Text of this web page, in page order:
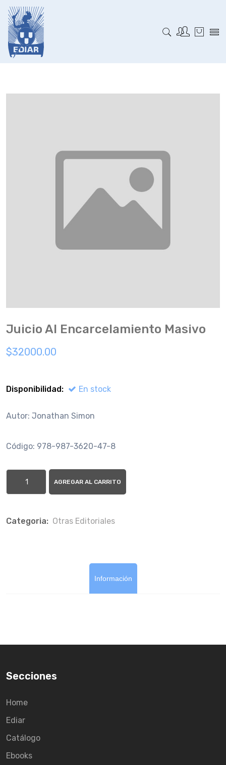
Juicio Al Encarcelamiento Masivo
$32000.00
Disponibilidad: En stock
Autor: Jonathan Simon
Código: 978-987-3620-47-8
AGREGAR AL CARRITO
Categoria: Otras Editoriales
Información
Secciones
Home
Ediar
Catálogo
Ebooks